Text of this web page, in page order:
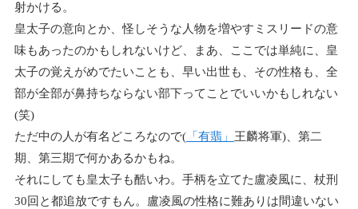
射かける。
皇太子の意向とか、怪しそうな人物を増やすミスリードの意
味もあったのかもしれないけど、まあ、ここでは単純に、皇
太子の覚えがめでたいことも、早い出世も、その性格も、全
部が全部が鼻持ちならない部下ってことでいいかもしれない
(笑)
ただ中の人が有名どころなので(「有翡」 王麟将軍)、第二
期、第三期で何かあるかもね。
それにしても皇太子も酷いわ。手柄を立てた盧凌風に、杖刑
30回と都追放ですもん。盧凌風の性格に難ありは間違いない